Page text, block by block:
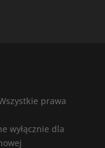
prawa
wyłącznie dla